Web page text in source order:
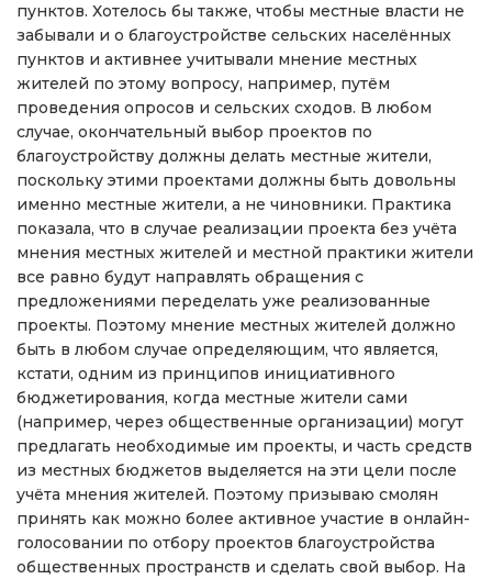
пунктов. Хотелось бы также, чтобы местные власти не
забывали и о благоустройстве сельских населённых
пунктов и активнее учитывали мнение местных
жителей по этому вопросу, например, путём
проведения опросов и сельских сходов. В любом
случае, окончательный выбор проектов по
благоустройству должны делать местные жители,
поскольку этими проектами должны быть довольны
именно местные жители, а не чиновники. Практика
показала, что в случае реализации проекта без учёта
мнения местных жителей и местной практики жители
все равно будут направлять обращения с
предложениями переделать уже реализованные
проекты. Поэтому мнение местных жителей должно
быть в любом случае определяющим, что является,
кстати, одним из принципов инициативного
бюджетирования, когда местные жители сами
(например, через общественные организации) могут
предлагать необходимые им проекты, и часть средств
из местных бюджетов выделяется на эти цели после
учёта мнения жителей. Поэтому призываю смолян
принять как можно более активное участие в онлайн-
голосовании по отбору проектов благоустройства
общественных пространств и сделать свой выбор. На